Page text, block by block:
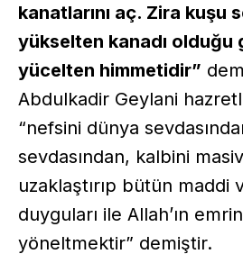
kanatlarını aç. Zira kuşu
yükselten kanadı olduğu
yücelten himmetidir”
Abdulkadir Geylani
“nefsini dünya
sevdasından, kalbini
uzaklaştırıp bütün maddi
duyguları ile Allah’ın
yöneltmektir” demiştir.